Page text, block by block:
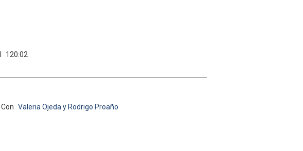
120:02
Con Valeria Ojeda y Rodrigo Proaño